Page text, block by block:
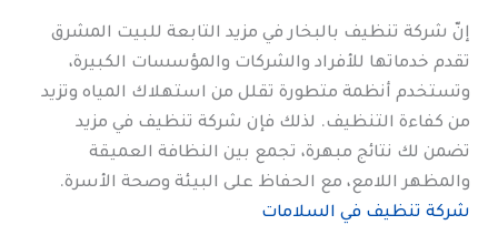
إنّ شركة تنظيف بالبخار في مزيد التابعة للبيت المشرق
تقدم خدماتها للأفراد والشركات والمؤسسات الكبيرة،
وتستخدم أنظمة متطورة تقلل من استهلاك المياه وتزيد
من كفاءة التنظيف. لذلك فإن شركة تنظيف في مزيد
تضمن لك نتائج مبهرة، تجمع بين النظافة العميقة
والمظهر اللامع، مع الحفاظ على البيئة وصحة الأسرة.
شركة تنظيف في السلامات